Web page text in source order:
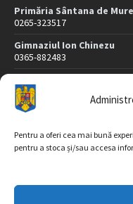
Pentru a oferi cea mai bună
pentru a stoca și/sau accesa
Primăria Sântana de
0265-323517
Gimnaziul Ion Chinezu
0365-882483
0265-323507
Poliție